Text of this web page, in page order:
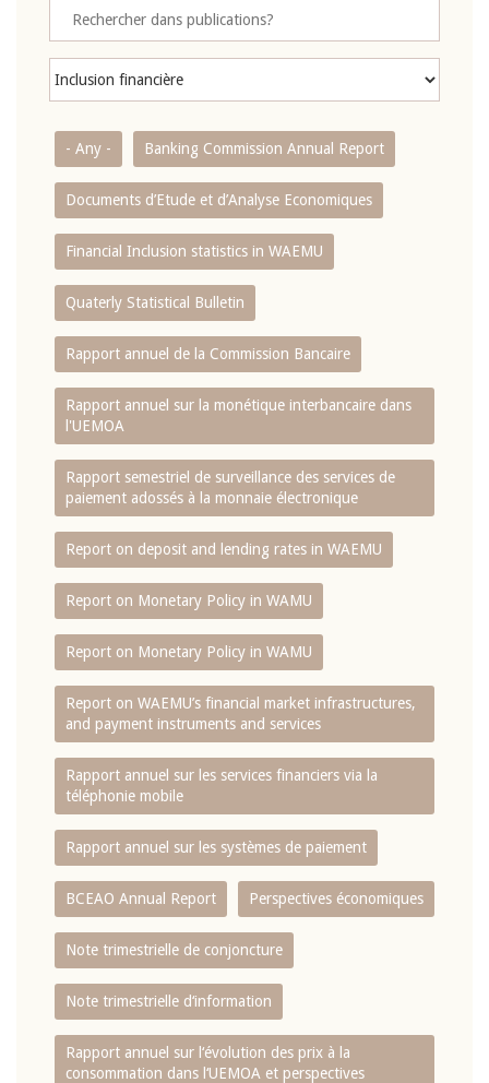
- Any - Banking Commission Annual Report
Documents d’Etude et d’Analyse Economiques
Financial Inclusion statistics in WAEMU
Quaterly Statistical Bulletin
Rapport annuel de la Commission Bancaire
Rapport annuel sur la monétique interbancaire dans
l'UEMOA
Rapport semestriel de surveillance des services de
paiement adossés à la monnaie électronique
Report on deposit and lending rates in WAEMU
Report on Monetary Policy in WAMU
Report on Monetary Policy in WAMU
Report on WAEMU’s financial market infrastructures,
and payment instruments and services
Rapport annuel sur les services financiers via la
téléphonie mobile
Rapport annuel sur les systèmes de paiement
BCEAO Annual Report Perspectives économiques
Note trimestrielle de conjoncture
Note trimestrielle d‘information
Rapport annuel sur l‘évolution des prix à la
consommation dans l‘UEMOA et perspectives